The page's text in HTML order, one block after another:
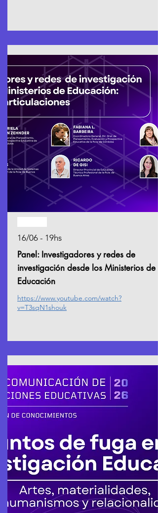
16/06 - 19hs
Panel: Investigadores y redes de
investigación desde los Ministerios de
Educación
https://www.youtube.com/watch?
v=T3sqN1shouk